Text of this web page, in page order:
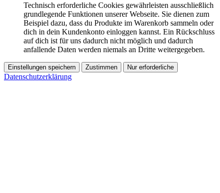
Technisch erforderliche Cookies gewährleisten ausschließlich
grundlegende Funktionen unserer Webseite. Sie dienen zum
Beispiel dazu, dass du Produkte im Warenkorb sammeln oder
dich in dein Kundenkonto einloggen kannst. Ein Rückschluss
auf dich ist für uns dadurch nicht möglich und dadurch
anfallende Daten werden niemals an Dritte weitergegeben.
Einstellungen speichern Zustimmen Nur erforderliche
Datenschutzerklärung